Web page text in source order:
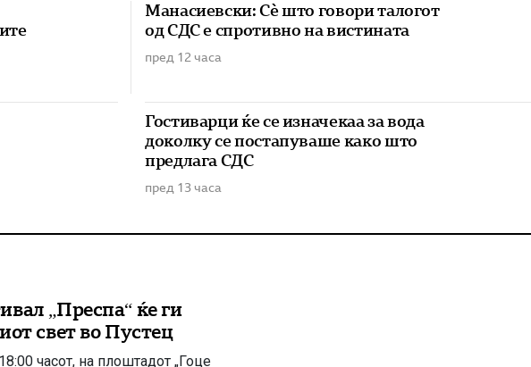
Манасиевски: Сè што говори талогот
од СДС е спротивно на вистината
пред 12 часа
Гостиварци ќе се изначекаа за вода
доколку се постапуваше како што
предлага СДС
пред 13 часа
„Преспа“ ќе ги
свет во Пустец
часот, на плоштадот „Гоце